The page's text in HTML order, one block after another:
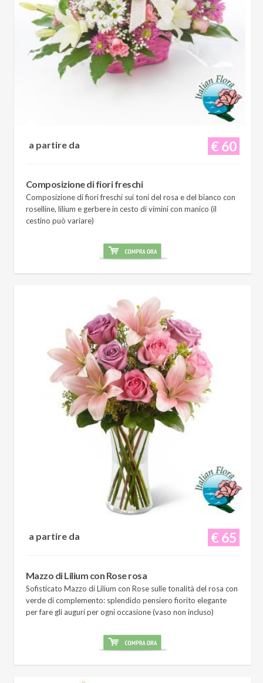
€ 60
a partire da
Composizione di fiori freschi
Composizione di fiori freschi sui toni del rosa e del bianco con
roselline, lilium e gerbere in cesto di vimini con manico (il
cestino può variare)
€ 65
a partire da
Mazzo di Lilium con Rose rosa
Sofisticato Mazzo di Lilium con Rose sulle tonalità del rosa con
verde di complemento: splendido pensiero fiorito elegante
per fare gli auguri per ogni occasione (vaso non incluso)